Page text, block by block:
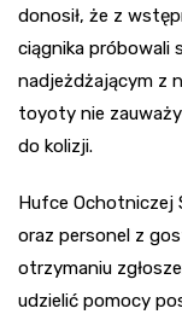
donosił, że z
ciągnika próbowali
nadjeżdżającym z
toyoty nie
do kolizji.
Hufce Ochotniczej
oraz personel z
otrzymaniu
udzielić pomocy